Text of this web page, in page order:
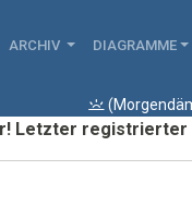
ARCHIV DIAGRAMME
Letzter